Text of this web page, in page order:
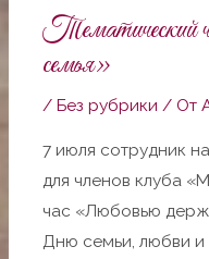
Тематический
семья»
/Без рубрики / От
7 июля сотрудник
для членов клуба
час «Любовью
Дню семьи, любви и
записям